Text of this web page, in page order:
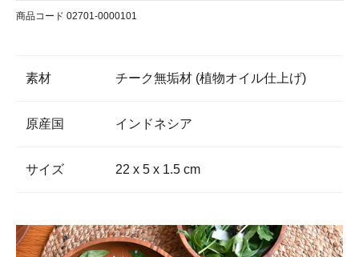
商品コード 02701-0000101
素材 チーク無垢材 (植物オイル仕上げ)
原産国 インドネシア
サイズ 22 x 5 x 1.5 cm